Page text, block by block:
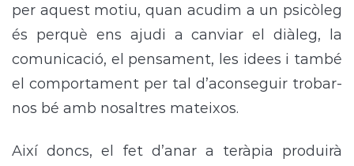
per aquest motiu, quan acudim a un psicòleg
és perquè ens ajudi a canviar el diàleg, la
comunicació, el pensament, les idees i també
el comportament per tal d’aconseguir trobar-
nos bé amb nosaltres mateixos.
Així doncs, el fet d’anar a teràpia produirà